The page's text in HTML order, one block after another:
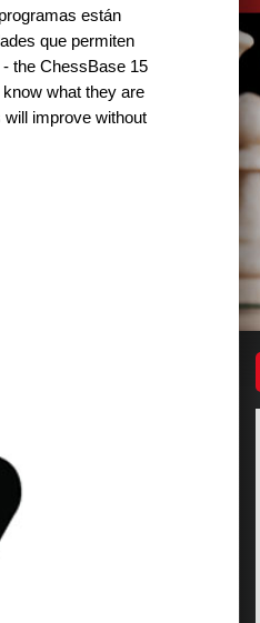
están
que permiten
the ChessBase 15
what they are
improve without